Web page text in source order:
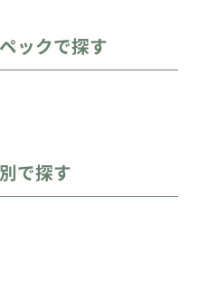
ックで探す
で探す